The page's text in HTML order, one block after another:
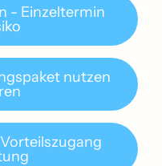
- Einzeltermin
nutzen